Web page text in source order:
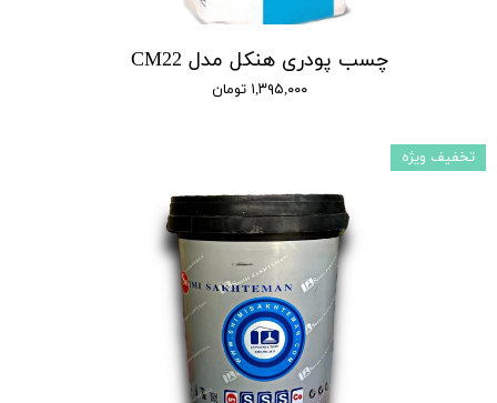
چسب پودری هنکل مدل CM22
۱,۳۹۵,۰۰۰ تومان
تخفیف ویژه